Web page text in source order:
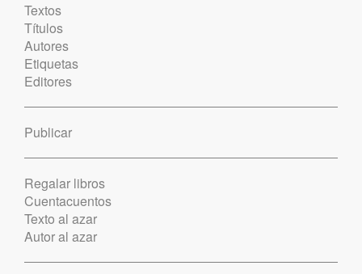
Textos
Títulos
Autores
Etiquetas
Editores
Publicar
Regalar libros
Cuentacuentos
Texto al azar
Autor al azar